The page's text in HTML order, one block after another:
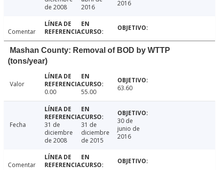
de 2008
2016
2016
Comentar
Mashan County: Removal of BOD by WTTP
(tons/year)
Valor
0.00
55.00 63.60
Fecha
31 de
diciembre
de 2008
31 de
diciembre
de 2015
30 de
junio de
2016
Comentar